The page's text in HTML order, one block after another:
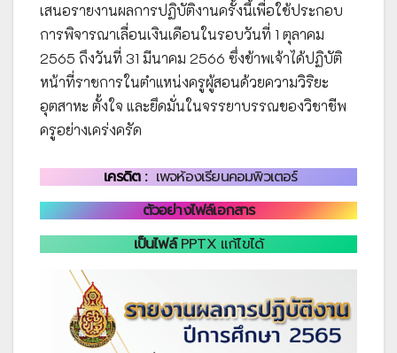
เสนอรายงานผลการปฏิบัติงานครั้งนี้เพื่อใช้ประกอบ
การพิจารณาเลื่อนเงินเดือนในรอบวันที่ 1 ตุลาคม
2565 ถึงวันที่ 31 มีนาคม 2566 ซึ่งข้าพเจ้าได้ปฏิบัติ
หน้าที่ราชการในตำแหน่งครูผู้สอนด้วยความวิริยะ
อุตสาหะ ตั้งใจ และยึดมั่นในจรรยาบรรณของวิชาชีพ
ครูอย่างเคร่งครัด
เครดิต : เพจห้องเรียนคอมพิวเตอร์
ตัวอย่างไฟล์เอกสาร
เป็นไฟล์PPTX แก้ไขได้